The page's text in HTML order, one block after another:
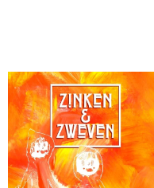
hoofdinhoud